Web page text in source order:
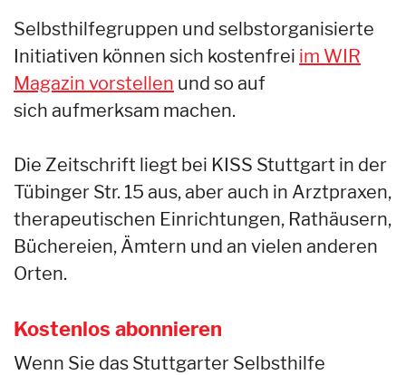
Selbsthilfegruppen und selbstorganisierte
Initiativen können sich kostenfrei im WIR
Magazin vorstellen und so auf
sich aufmerksam machen.
Die Zeitschrift liegt bei KISS Stuttgart in der
Tübinger Str. 15 aus, aber auch in Arztpraxen,
therapeutischen Einrichtungen, Rathäusern,
Büchereien, Ämtern und an vielen anderen
Orten.
Kostenlos abonnieren
Wenn Sie das Stuttgarter Selbsthilfe